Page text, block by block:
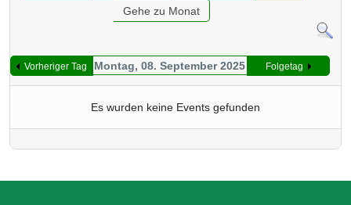
Gehe zu Monat
Vorheriger Tag Montag, 08. September 2025 Folgetag
Es wurden keine Events gefunden